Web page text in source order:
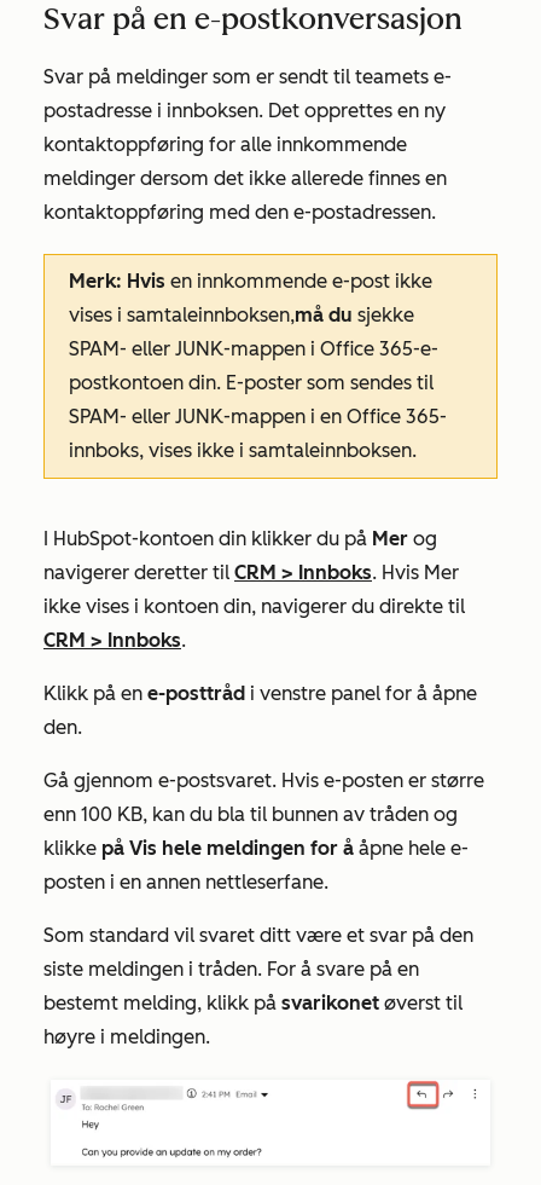
Svar på en e-postkonversasjon
Svar på meldinger som er sendt til teamets e-
postadresse i innboksen. Det opprettes en ny
kontaktoppføring for alle innkommende
meldinger dersom det ikke allerede finnes en
kontaktoppføring med den e-postadressen.
Merk: Hvis en innkommende e-post ikke
vises i samtaleinnboksen,må du sjekke
SPAM- eller JUNK-mappen i Office 365-e-
postkontoen din. E-poster som sendes til
SPAM- eller JUNK-mappen i en Office 365-
innboks, vises ikke i samtaleinnboksen.
I HubSpot-kontoen din klikker du på Mer og
navigerer deretter til CRM > Innboks. Hvis Mer
ikke vises i kontoen din, navigerer du direkte til
CRM > Innboks.
Klikk på en e-posttråd i venstre panel for å åpne
den.
Gå gjennom e-postsvaret. Hvis e-posten er større
enn 100 KB, kan du bla til bunnen av tråden og
klikke på Vis hele meldingen for å åpne hele e-
posten i en annen nettleserfane.
Som standard vil svaret ditt være et svar på den
siste meldingen i tråden. For å svare på en
bestemt melding, klikk på svarikonet øverst til
høyre i meldingen.